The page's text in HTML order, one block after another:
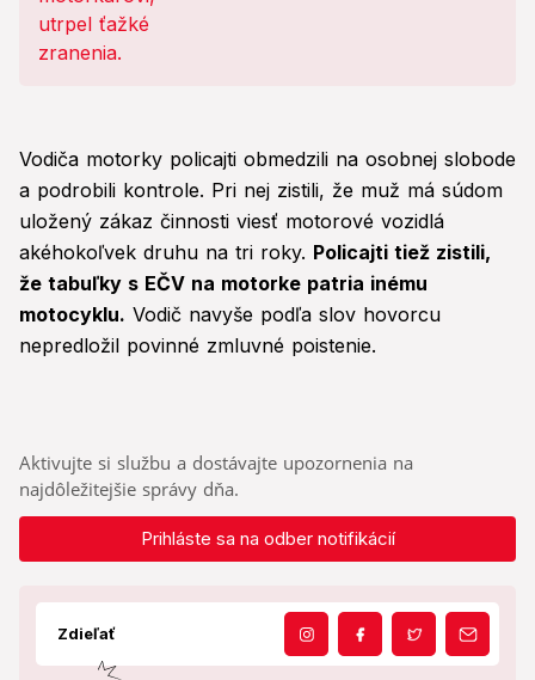
Vodiča motorky policajti obmedzili na osobnej slobode
a podrobili kontrole. Pri nej zistili, že muž má súdom
uložený zákaz činnosti viesť motorové vozidlá
akéhokoľvek druhu na tri roky. Policajti tiež zistili,
že tabuľky s EČV na motorke patria inému
motocyklu. Vodič navyše podľa slov hovorcu
nepredložil povinné zmluvné poistenie.
Aktivujte si službu a dostávajte upozornenia na
najdôležitejšie správy dňa.
Prihláste sa na odber notifikácií
Zdieľať